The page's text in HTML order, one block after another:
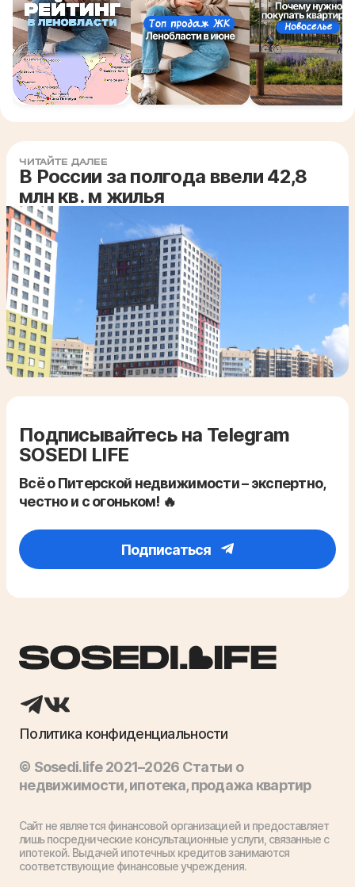
ЧИТАЙТЕ ДАЛЕЕ
В России за полгода ввели 42,8
млн кв. м жилья
Подписывайтесь на Telegram
SOSEDI LIFE
Всё о Питерской недвижимости – экспертно,
честно и с огоньком! 🔥
Подписаться
Политика конфиденциальности
© Sosedi.life 2021–2026 Статьи о
недвижимости, ипотека, продажа квартир
Сайт не является финансовой организацией и предоставляет
лишь посреднические консультационные услуги, связанные с
ипотекой. Выдачей ипотечных кредитов занимаются
соответствующие финансовые учреждения.